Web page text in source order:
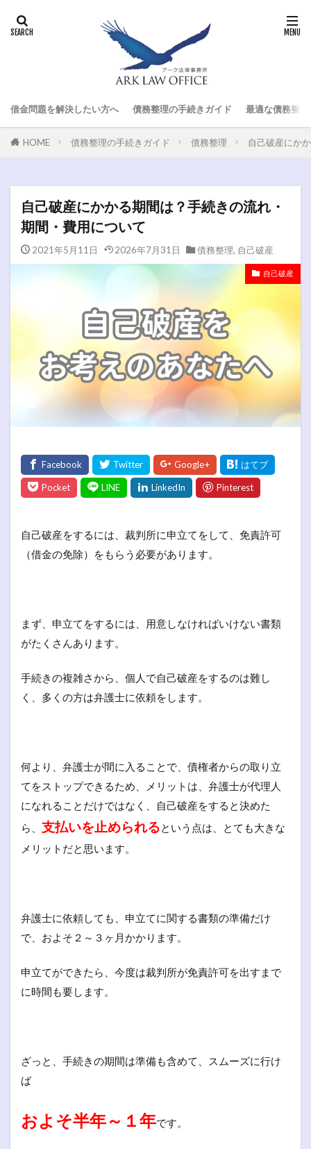
借金問題を解決したい方へ 債務整理の手続きガイド 最適な債務整
HOME 債務整理の手続きガイド 債務整理 自己破産にか
自己破産にかかる期間は？手続きの流れ・
期間・費用について
2021年5月11日 2026年7月31日 債務整理, 自己破産
自己破産
自己破産をするには、裁判所に申立てをして、免責許可
（借金の免除）をもらう必要があります。
まず、申立てをするには、用意しなければいけない書類
がたくさんあります。
手続きの複雑さから、個人で自己破産をするのは難し
く、多くの方は弁護士に依頼をします。
何より、弁護士が間に入ることで、債権者からの取り立
てをストップできるため、メリットは、弁護士が代理人
になれることだけではなく、自己破産をすると決めた
ら、 支払いを止められるという点は、とても大きな
メリットだと思います。
弁護士に依頼しても、申立てに関する書類の準備だけ
で、およそ２～３ヶ月かかります。
申立てができたら、今度は裁判所が免責許可を出すまで
に時間も要します。
ざっと、手続きの期間は準備も含めて、スムーズに行け
ば
およそ半年～１年です。